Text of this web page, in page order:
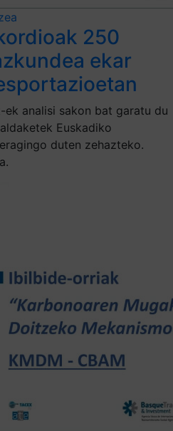
250
ekar
ek analisi sakon bat garatu du
Euskadiko
duten zehazteko.